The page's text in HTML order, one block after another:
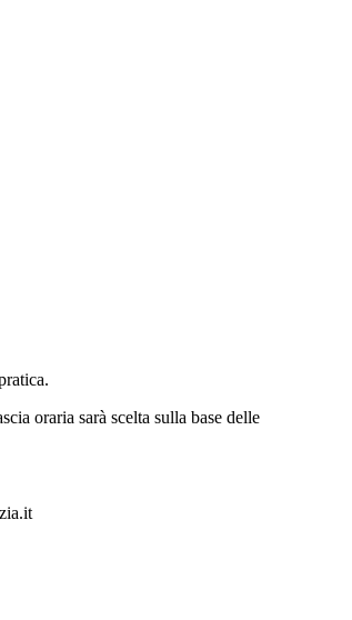
oraria sarà scelta sulla base delle